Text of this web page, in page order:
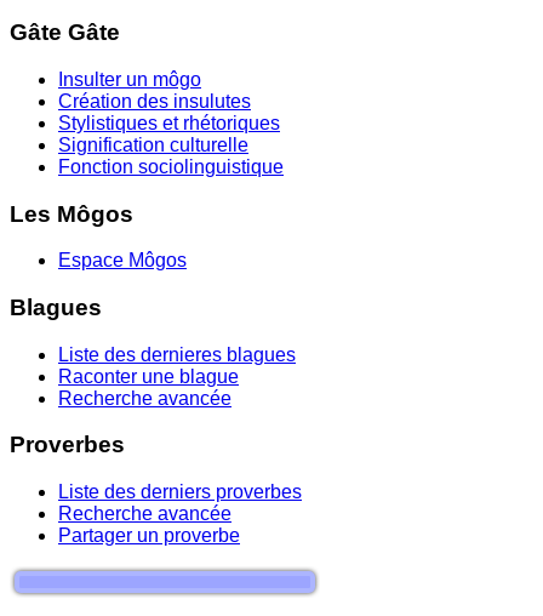
Gâte Gâte
Insulter un môgo
Création des insulutes
Stylistiques et rhétoriques
Signification culturelle
Fonction sociolinguistique
Les Môgos
Espace Môgos
Blagues
Liste des dernieres blagues
Raconter une blague
Recherche avancée
Proverbes
Liste des derniers proverbes
Recherche avancée
Partager un proverbe